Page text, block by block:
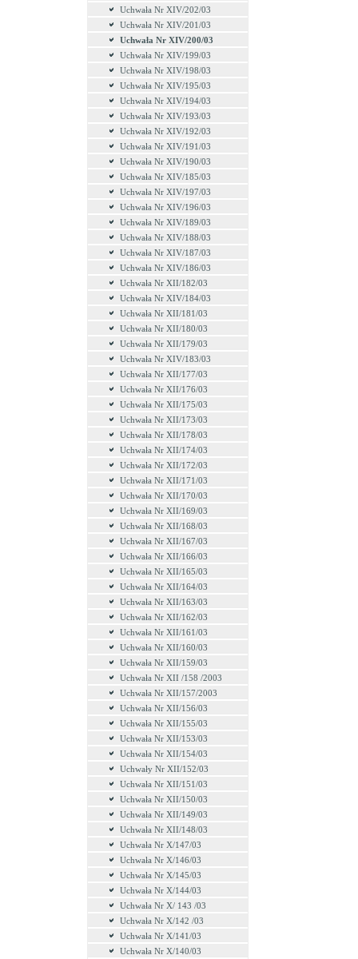
Uchwała Nr XIV/202/03
Uchwała Nr XIV/201/03
Uchwała Nr XIV/200/03
Uchwała Nr XIV/199/03
Uchwała Nr XIV/198/03
Uchwała Nr XIV/195/03
Uchwała Nr XIV/194/03
Uchwała Nr XIV/193/03
Uchwała Nr XIV/192/03
Uchwała Nr XIV/191/03
Uchwała Nr XIV/190/03
Uchwała Nr XIV/185/03
Uchwała Nr XIV/197/03
Uchwała Nr XIV/196/03
Uchwała Nr XIV/189/03
Uchwała Nr XIV/188/03
Uchwała Nr XIV/187/03
Uchwała Nr XIV/186/03
Uchwała Nr XII/182/03
Uchwała Nr XIV/184/03
Uchwała Nr XII/181/03
Uchwała Nr XII/180/03
Uchwała Nr XII/179/03
Uchwała Nr XIV/183/03
Uchwała Nr XII/177/03
Uchwała Nr XII/176/03
Uchwała Nr XII/175/03
Uchwała Nr XII/173/03
Uchwała Nr XII/178/03
Uchwała Nr XII/174/03
Uchwała Nr XII/172/03
Uchwała Nr XII/171/03
Uchwała Nr XII/170/03
Uchwała Nr XII/169/03
Uchwała Nr XII/168/03
Uchwała Nr XII/167/03
Uchwała Nr XII/166/03
Uchwała Nr XII/165/03
Uchwała Nr XII/164/03
Uchwała Nr XII/163/03
Uchwała Nr XII/162/03
Uchwała Nr XII/161/03
Uchwała Nr XII/160/03
Uchwała Nr XII/159/03
Uchwała Nr XII /158 /2003
Uchwała Nr XII/157/2003
Uchwała Nr XII/156/03
Uchwała Nr XII/155/03
Uchwała Nr XII/153/03
Uchwała Nr XII/154/03
Uchwały Nr XII/152/03
Uchwała Nr XII/151/03
Uchwała Nr XII/150/03
Uchwała Nr XII/149/03
Uchwała Nr XII/148/03
Uchwała Nr X/147/03
Uchwała Nr X/146/03
Uchwała Nr X/145/03
Uchwała Nr X/144/03
Uchwała Nr X/ 143 /03
Uchwała Nr X/142 /03
Uchwała Nr X/141/03
Uchwała Nr X/140/03